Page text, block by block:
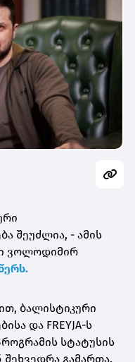
შეუძლია, - ამის
ვოლოდიმირ
ბალისტიკური
და FREYJA-ს
სტატუსის
შეხვედრა გამართა.